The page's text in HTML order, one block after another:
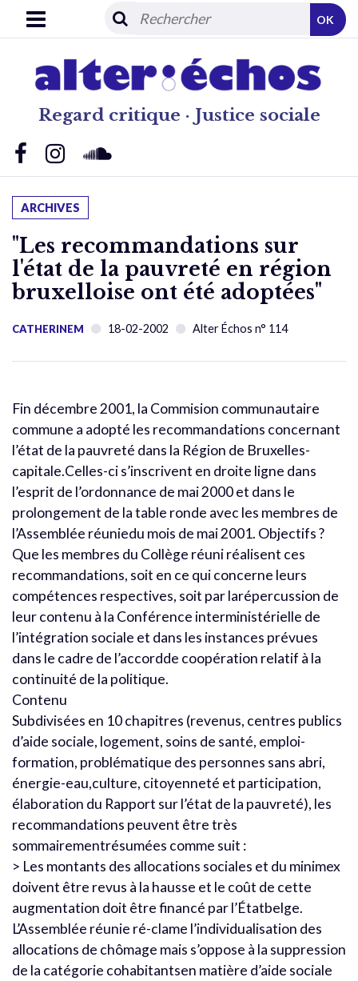
Regard critique · Justice sociale
OK
ARCHIVES
"Les recommandations sur
l'état de la pauvreté en région
bruxelloise ont été adoptées"
CATHERINEM 18-02-2002 Alter Échos n° 114
Fin décembre 2001, la Commision communautaire
commune a adopté les recommandations concernant
l’état de la pauvreté dans la Région de Bruxelles-
capitale.Celles-ci s’inscrivent en droite ligne dans
l’esprit de l’ordonnance de mai 2000 et dans le
prolongement de la table ronde avec les membres de
l’Assemblée réuniedu mois de mai 2001. Objectifs ?
Que les membres du Collège réuni réalisent ces
recommandations, soit en ce qui concerne leurs
compétences respectives, soit par larépercussion de
leur contenu à la Conférence interministérielle de
l’intégration sociale et dans les instances prévues
dans le cadre de l’accordde coopération relatif à la
continuité de la politique.
Contenu
Subdivisées en 10 chapitres (revenus, centres publics
d’aide sociale, logement, soins de santé, emploi-
formation, problématique des personnes sans abri,
énergie-eau,culture, citoyenneté et participation,
élaboration du Rapport sur l’état de la pauvreté), les
recommandations peuvent être très
sommairementrésumées comme suit :
> Les montants des allocations sociales et du minimex
doivent être revus à la hausse et le coût de cette
augmentation doit être financé par l’Étatbelge.
L’Assemblée réunie ré-clame l’individualisation des
allocations de chômage mais s’oppose à la suppression
de la catégorie cohabitantsen matière d’aide sociale